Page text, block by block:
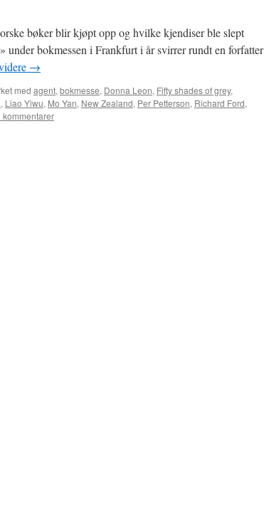
bøker blir kjøpt opp og hvilke kjendiser ble slept
under bokmessen i Frankfurt i år svirrer rundt en forfatter
→
med agent, bokmesse, Donna Leon, Fifty shades of grey,
, Liao Yiwu, Mo Yan, New Zealand, Per Petterson, Richard Ford,
kommentarer